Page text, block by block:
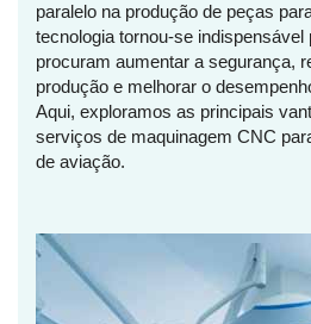
paralelo na produção de peças
tecnologia tornou-se
procuram aumentar a segurança,
produção e melhorar o
Aqui, exploramos as principais
serviços de maquinagem CNC
de aviação.